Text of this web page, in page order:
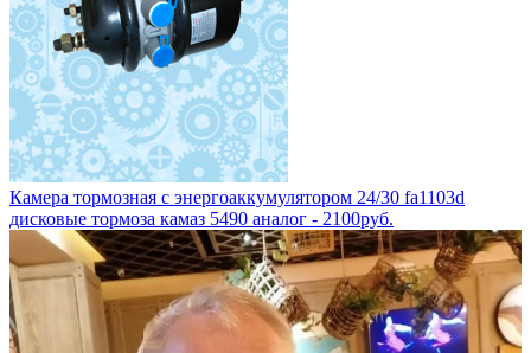
Камера тормозная с энергоаккумулятором 24/30 fa1103d
дисковые тормоза камаз 5490 аналог - 2100руб.